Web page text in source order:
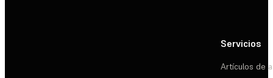
Servicios
Artículos de